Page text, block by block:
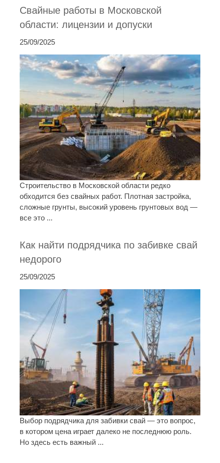
Свайные работы в Московской
области: лицензии и допуски
25/09/2025
Строительство в Московской области редко
обходится без свайных работ. Плотная застройка,
сложные грунты, высокий уровень грунтовых вод —
все это ...
Как найти подрядчика по забивке свай
недорого
25/09/2025
Выбор подрядчика для забивки свай — это вопрос,
в котором цена играет далеко не последнюю роль.
Но здесь есть важный ...